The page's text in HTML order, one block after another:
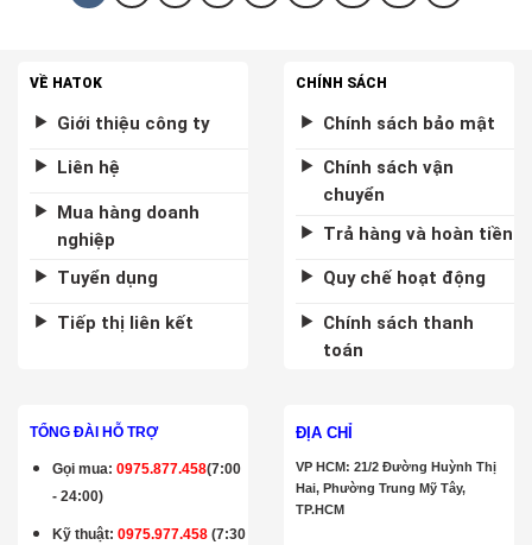
VỀ HATOK
Giới thiệu công ty
Liên hệ
Mua hàng doanh
nghiệp
Tuyển dụng
Tiếp thị liên kết
CHÍNH SÁCH
Chính sách bảo mật
Chính sách vận
chuyển
Trả hàng và hoàn tiền
Quy chế hoạt động
Chính sách thanh
toán
TỔNG ĐÀI HỖ TRỢ
Gọi mua:0975.877.458(7:00
- 24:00)
Kỹ thuật:0975.977.458 (7:30
ĐỊA CHỈ
VP HCM: 21/2 Đường Huỳnh Thị
Hai, Phường Trung Mỹ Tây,
TP.HCM